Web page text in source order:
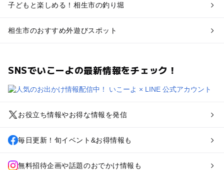
子どもと楽しめる！相生市の釣り堀
相生市のおすすめ外遊びスポット
SNSでいこーよの最新情報をチェック！
お役立ち情報やお得な情報を発信
毎日更新！旬イベント&お得情報も
無料招待企画や話題のおでかけ情報も